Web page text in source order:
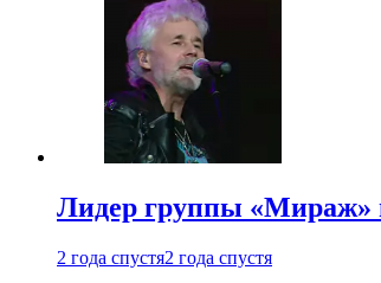
Лидер группы «Мираж»
2 года спустя2 года спустя